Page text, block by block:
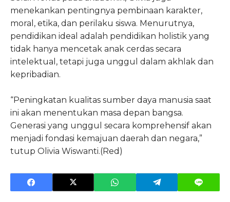
menekankan pentingnya pembinaan karakter,
moral, etika, dan perilaku siswa. Menurutnya,
pendidikan ideal adalah pendidikan holistik yang
tidak hanya mencetak anak cerdas secara
intelektual, tetapi juga unggul dalam akhlak dan
kepribadian.
“Peningkatan kualitas sumber daya manusia saat
ini akan menentukan masa depan bangsa.
Generasi yang unggul secara komprehensif akan
menjadi fondasi kemajuan daerah dan negara,”
tutup Olivia Wiswanti.(Red)